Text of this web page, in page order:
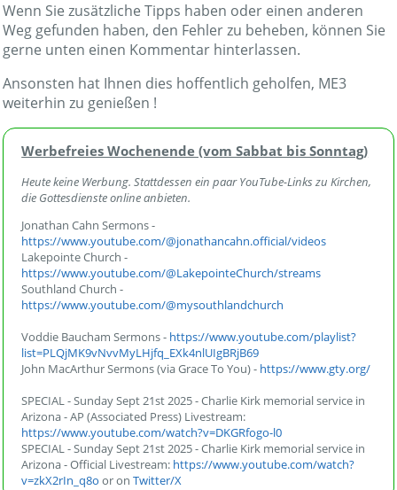
Wenn Sie zusätzliche Tipps haben oder einen anderen
Weg gefunden haben, den Fehler zu beheben, können Sie
gerne unten einen Kommentar hinterlassen.
Ansonsten hat Ihnen dies hoffentlich geholfen, ME3
weiterhin zu genießen !
Werbefreies Wochenende (vom Sabbat bis Sonntag)
Heute keine Werbung. Stattdessen ein paar YouTube-Links zu Kirchen,
die Gottesdienste online anbieten.
Jonathan Cahn Sermons -
https://www.youtube.com/@jonathancahn.official/videos
Lakepointe Church -
https://www.youtube.com/@LakepointeChurch/streams
Southland Church -
https://www.youtube.com/@mysouthlandchurch
Voddie Baucham Sermons - https://www.youtube.com/playlist?
list=PLQjMK9vNvvMyLHjfq_EXk4nlUIgBRjB69
John MacArthur Sermons (via Grace To You) - https://www.gty.org/
SPECIAL - Sunday Sept 21st 2025 - Charlie Kirk memorial service in
Arizona - AP (Associated Press) Livestream:
https://www.youtube.com/watch?v=DKGRfogo-l0
SPECIAL - Sunday Sept 21st 2025 - Charlie Kirk memorial service in
Arizona - Official Livestream: https://www.youtube.com/watch?
v=zkX2rIn_q8o or onTwitter/X